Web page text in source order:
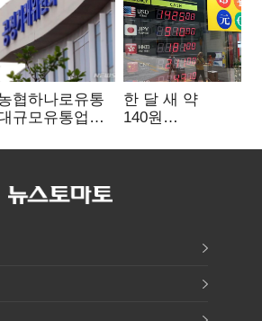
협하나로유통
규모유통업법
정위, 과징금
부과
한 달 새 약
140원
엔저'에 원화